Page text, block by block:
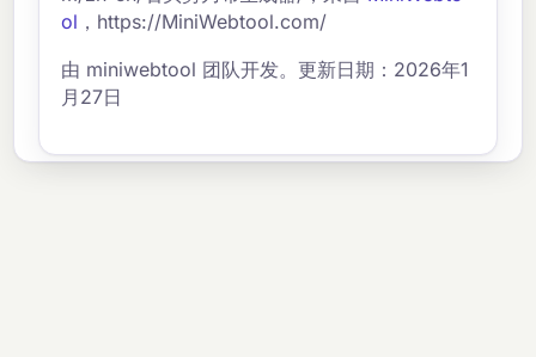
ol ，https://MiniWebtool.com/
由 miniwebtool 团队开发。更新日期：2026年1
月27日